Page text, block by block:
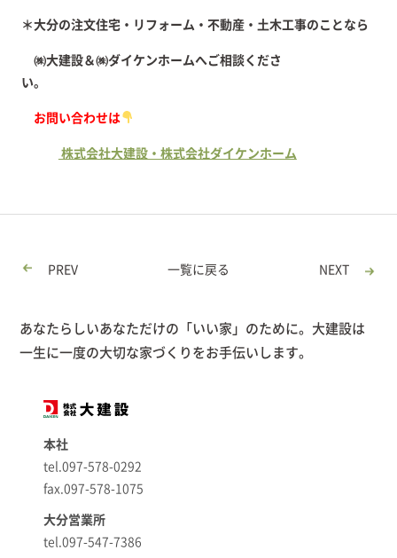
＊大分の注文住宅・リフォーム・不動産・土木工事のことなら
㈱大建設＆㈱ダイケンホームへご相談くださ
い。
お問い合わせは
株式会社大建設・株式会社ダイケンホーム
PREV 一覧に戻る NEXT
あなたらしいあなただけの「いい家」のために。大建設は
一生に一度の大切な家づくりをお手伝いします。
本社
tel.097-578-0292
fax.097-578-1075
大分営業所
tel.097-547-7386